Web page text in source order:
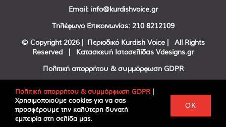
Email: info@kurdishvoice.gr
Τηλέφωνο Επικοινωνίας: 210 8212109
© Copyright 2026 | Περιοδικό Kurdish Voice | All Rights
Reserved | Κατασκευή Ιστοσελίδας Vdesigns.gr
Πολιτική απορρήτου & συμμόρφωση GDPR
FacebookTwitter
Πολιτική απορρήτου & συμμόρφωση GDPR |
Χρησιμοποιούμε cookies για να σας
προσφέρουμε την καλύτερη δυνατή
εμπειρία στη σελίδα μας.
OK